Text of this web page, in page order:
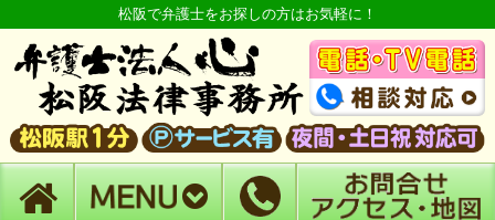
松阪で弁護士をお探しの方はお気軽に！